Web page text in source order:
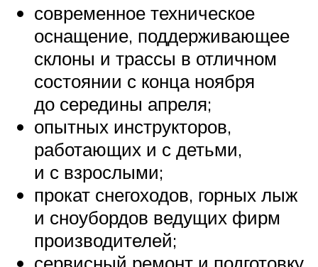
современное техническое
оснащение, поддерживающее
склоны и трассы в отличном
состоянии с конца ноября
до середины апреля;
опытных инструкторов,
работающих и с детьми,
и с взрослыми;
прокат снегоходов, горных лыж
и сноубордов ведущих фирм
производителей;